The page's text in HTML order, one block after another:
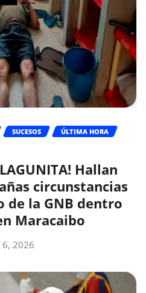
SUCESOS
ÚLTIMA HORA
LAGUNITA! Hallan
circunstancias
de la GNB dentro
Maracaibo
6, 2026